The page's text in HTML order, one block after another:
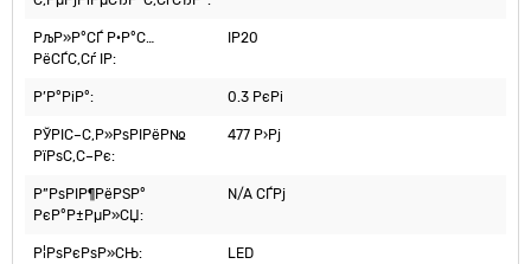
РљР»Р°СЃ Р·Р°С…
РёСЃС‚Сѓ IP:
IP20
Р’Р°РіР°: 0.3 РєРі
РЎРІС–С‚Р»РѕРІРёР№
РїРѕС‚С–Рє:
477 Р›Рј
Р”РѕРІР¶РёРЅР°
РєР°Р±РµР»СЏ:
N/A СЃРј
Р¦РѕРєРѕР»СЊ: LED